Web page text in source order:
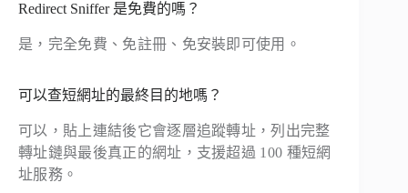
Redirect Sniffer 是免費的嗎？
是，完全免費、免註冊、免安裝即可使用。
可以查短網址的最終目的地嗎？
可以，貼上連結後它會逐層追蹤轉址，列出完整
轉址鏈與最後真正的網址，支援超過 100 種短網
址服務。